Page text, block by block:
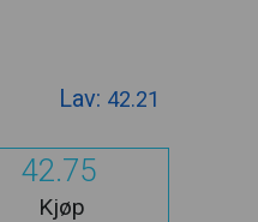
Lav: 42.21
42.75
Kjøp